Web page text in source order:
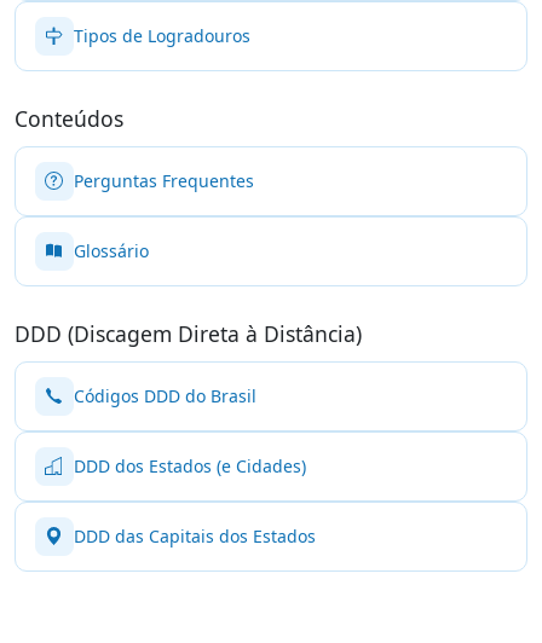
Tipos de Logradouros
Conteúdos
Perguntas Frequentes
Glossário
DDD (Discagem Direta à Distância)
Códigos DDD do Brasil
DDD dos Estados (e Cidades)
DDD das Capitais dos Estados